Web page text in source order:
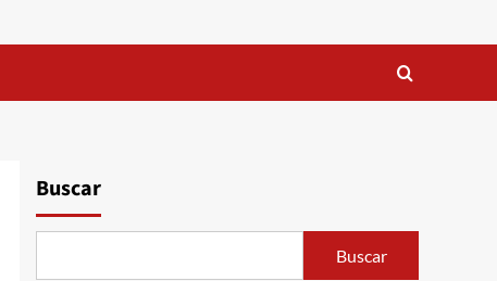
Buscar
Buscar